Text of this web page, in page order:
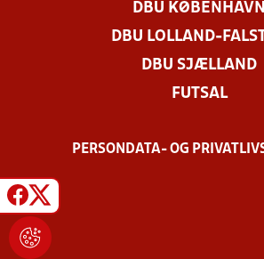
DBU KØBENHAVN
DBU LOLLAND-
DBU SJÆLLAND
FUTSAL
PERSONDATA- OG